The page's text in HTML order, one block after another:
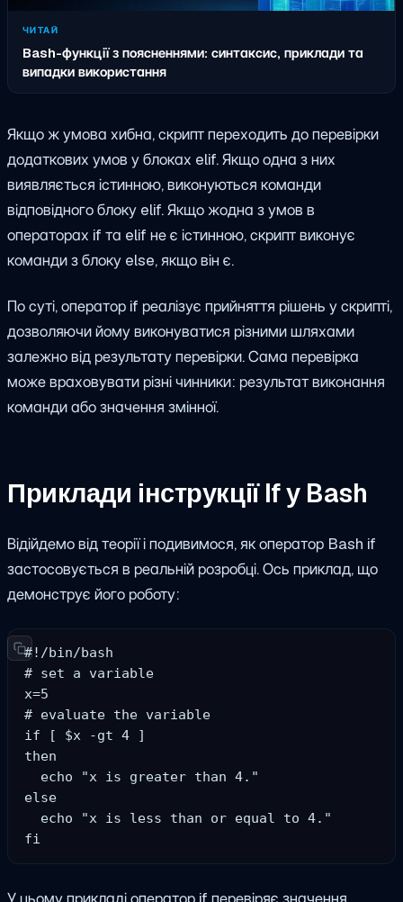
ЧИТАЙ
Bash-функції з поясненнями: синтаксис, приклади та
випадки використання
Якщо ж умова хибна, скрипт переходить до перевірки
додаткових умов у блоках elif. Якщо одна з них
виявляється істинною, виконуються команди
відповідного блоку elif. Якщо жодна з умов в
операторах if та elif не є істинною, скрипт виконує
команди з блоку else, якщо він є.
По суті, оператор if реалізує прийняття рішень у скрипті,
дозволяючи йому виконуватися різними шляхами
залежно від результату перевірки. Сама перевірка
може враховувати різні чинники: результат виконання
команди або значення змінної.
Приклади інструкції If у Bash
Відійдемо від теорії і подивимося, як оператор Bash if
застосовується в реальній розробці. Ось приклад, що
демонструє його роботу:
#!/bin/bash
# set a variable
x=5
# evaluate the variable
if [ $x -gt 4 ]
then
  echo "x is greater than 4."
else
  echo "x is less than or equal to 4."
fi